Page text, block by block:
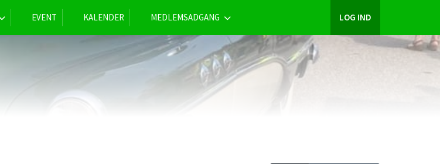
EVENT KALENDER MEDLEMSADGANG LOG IND